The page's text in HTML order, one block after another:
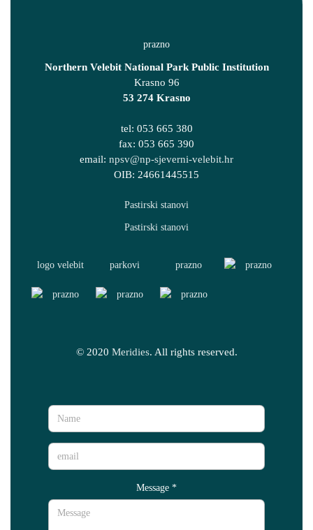
Northern Velebit National Park Public Institution
Krasno 96
53 274 Krasno
tel: 053 665 380
fax: 053 665 390
email: npsv@np-sjeverni-velebit.hr
OIB: 24661445515
© 2020 Meridies. All rights reserved.
Message*